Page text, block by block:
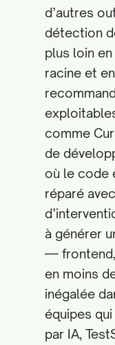
d’autres
détection
plus loin
racine et
comme
de
où le code
réparé
à générer
—
en moins
inégalée
équipes
par IA,